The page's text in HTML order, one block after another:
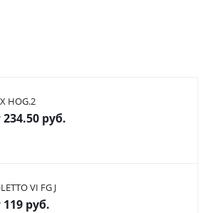
HOG.2
234.50 руб.
VI FG J
119 руб.